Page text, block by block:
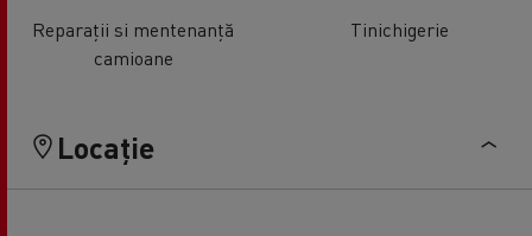
Reparații si mentenanță
camioane
Tinichigerie
Locație